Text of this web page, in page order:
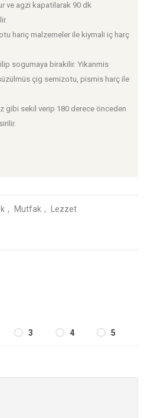
ve agzi kapatilarak 90 dk
hariç malzemeler ile kiymali iç harç
sogumaya birakilir. Yikanmis
çig semizotu, pismis harç ile
gibi sekil verip 180 derece önceden
Mutfak Lezzet
3 4 5